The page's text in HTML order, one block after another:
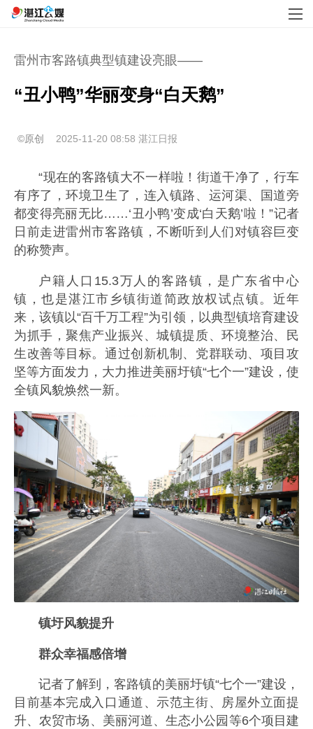
雷州市客路镇典型镇建设亮眼——
“丑小鸭”华丽变身“白天鹅”
©原创 2025-11-20 08:58 湛江日报
“现在的客路镇大不一样啦！街道干净了，行车
有序了，环境卫生了，连入镇路、运河渠、国道旁
都变得亮丽无比……‘丑小鸭’变成‘白天鹅’啦！”记者
日前走进雷州市客路镇，不断听到人们对镇容巨变
的称赞声。
户籍人口15.3万人的客路镇，是广东省中心
镇，也是湛江市乡镇街道简政放权试点镇。近年
来，该镇以“百千万工程”为引领，以典型镇培育建设
为抓手，聚焦产业振兴、城镇提质、环境整治、民
生改善等目标。通过创新机制、党群联动、项目攻
坚等方面发力，大力推进美丽圩镇“七个一”建设，使
全镇风貌焕然一新。
镇圩风貌提升
群众幸福感倍增
记者了解到，客路镇的美丽圩镇“七个一”建设，
目前基本完成入口通道、示范主街、房屋外立面提
升、农贸市场、美丽河道、生态小公园等6个项目建